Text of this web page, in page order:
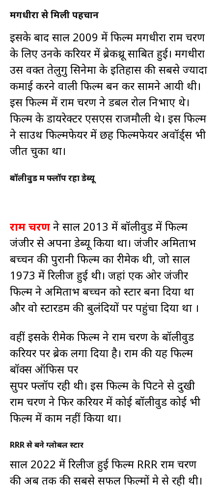
मगधीरा से मिली पहचान
इसके बाद साल 2009 में फिल्म मगधीरा राम चरण
के लिए उनके करियर में ब्रेकथ्रू साबित हुई। मगधीरा
उस वक्त तेलुगु सिनेमा के इतिहास की सबसे ज्यादा
कमाई करने वाली फिल्म बन कर सामने आयी थी।
इस फिल्म में राम चरण ने डबल रोल निभाए थे।
फिल्म के डायरेक्टर एसएस राजमौली थे। इस फिल्म
ने साउथ फिल्मफेयर में छह फिल्मफेयर अवॉर्ड्स भी
जीत चुका था।
बॉलीवुड में फ्लॉप रहा डेब्यू
राम चरण ने साल 2013 में बॉलीवुड में फिल्म
जंजीर से अपना डेब्यू किया था। जंजीर अमिताभ
बच्चन की पुरानी फिल्म का रीमेक थी, जो साल
1973 में रिलीज हुई थी। जहां एक ओर जंजीर
फिल्म ने अमिताभ बच्चन को स्टार बना दिया था
और वो स्टारडम की बुलंदियों पर पहुंचा दिया था ।
वहीं इसके रीमेक फिल्म ने राम चरण के बॉलीवुड
करियर पर ब्रेक लगा दिया है। राम की यह फिल्म
बॉक्स ऑफिस पर
सुपर फ्लॉप रही थी। इस फिल्म के पिटने से दुखी
राम चरण ने फिर करियर में कोई बॉलीवुड कोई भी
फिल्म में काम नहीं किया था।
RRR से बने ग्लोबल स्टार
साल 2022 में रिलीज हुई फिल्म RRR राम चरण
की अब तक की सबसे सफल फिल्मों मे से रही थी।